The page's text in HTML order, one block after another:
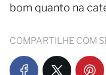
bom quanto na
COMPARTILHE COM